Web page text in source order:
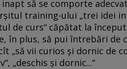
să se comporte
training-ului „trei idei
de curs“ căpătat la
în plus, să pui întrebări de
„să vii curios şi dornic de
„deschis şi dornic...“